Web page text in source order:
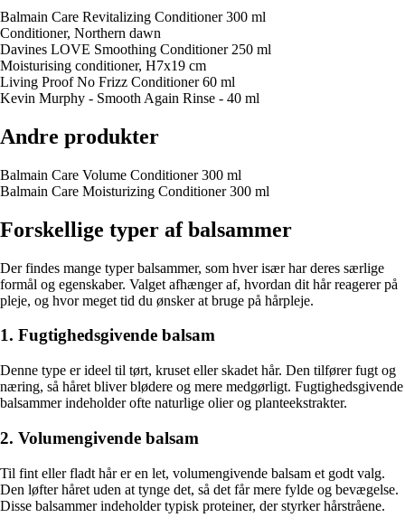
Balmain Care Revitalizing Conditioner 300 ml
Conditioner, Northern dawn
Davines LOVE Smoothing Conditioner 250 ml
Moisturising conditioner, H7x19 cm
Living Proof No Frizz Conditioner 60 ml
Kevin Murphy - Smooth Again Rinse - 40 ml
Andre produkter
Balmain Care Volume Conditioner 300 ml
Balmain Care Moisturizing Conditioner 300 ml
Forskellige typer af balsammer
Der findes mange typer balsammer, som hver især har deres særlige
formål og egenskaber. Valget afhænger af, hvordan dit hår reagerer på
pleje, og hvor meget tid du ønsker at bruge på hårpleje.
1. Fugtighedsgivende balsam
Denne type er ideel til tørt, kruset eller skadet hår. Den tilfører fugt og
næring, så håret bliver blødere og mere medgørligt. Fugtighedsgivende
balsammer indeholder ofte naturlige olier og planteekstrakter.
2. Volumengivende balsam
Til fint eller fladt hår er en let, volumengivende balsam et godt valg.
Den løfter håret uden at tynge det, så det får mere fylde og bevægelse.
Disse balsammer indeholder typisk proteiner, der styrker hårstråene.